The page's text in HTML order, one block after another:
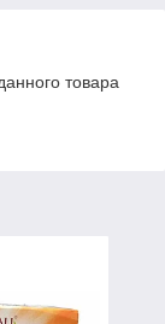
товара